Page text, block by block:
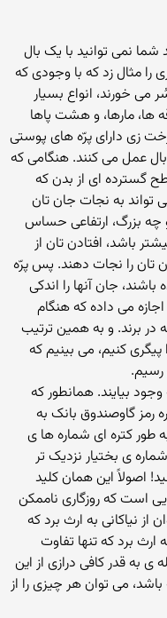
نمی توانید با یک بال
را مثال زد که با وجودی که
می خورند، انواع بسیار
ها، مارها، و هشت پاها
زی دارای پرّه های پوستی
عمل می کنند. هنگامی که
گسترده ای از بدن که
به نجات جان تان
بزرگ، ارتفاعی حساس
باشد، افتادن تان از
تان را نجات دهند. پس پرّه
جان آنها را اندکی
می داده که هنگام
در برند. و به همین ترتیب
کنیم، می بینیم که
بیایند. همانطور که
رمز گاوصندوق بانک به
طور کتره ای شماره ها ی
ی بختیار نزدیک تر
اصولاً این همان کلید
است که روزگاری ناممکن
نیاکانی به ارث برد که
ارث برد که تنها تفاوت
ی به قدر کافی درازی از این
می توان هر چیزی را از